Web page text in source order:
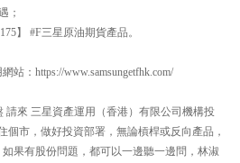
；
】 #F三星原油期貨產品。
站：https://www.samsungetfhk.com/
請來 三星資產運用（香港）有限公司機構投
個市，做好投資部署，無論槓桿或反向產品，
果有股份問題，都可以一邊聽一邊問，林淑